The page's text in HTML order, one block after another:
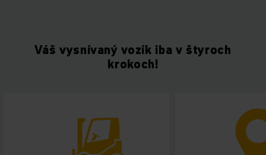
Váš vysnívaný vozík iba v štyroch
krokoch!